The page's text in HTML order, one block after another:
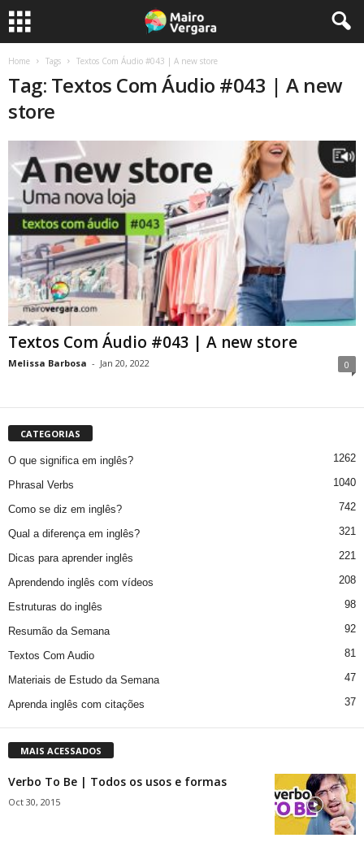
Home Tags Textos Com Áudio #043 | A new store
Tag: Textos Com Áudio #043 | A new
store
Textos Com Áudio #043 | A new store
Melissa Barbosa - Jan 20, 2022 0
CATEGORIAS
O que significa em inglês? 1262
Phrasal Verbs 1040
Como se diz em inglês? 742
Qual a diferença em inglês? 321
Dicas para aprender inglês 221
Aprendendo inglês com vídeos 208
Estruturas do inglês 98
Resumão da Semana 92
Textos Com Audio 81
Materiais de Estudo da Semana 47
Aprenda inglês com citações 37
MAIS ACESSADOS
Verbo To Be | Todos os usos e formas
Oct 30, 2015